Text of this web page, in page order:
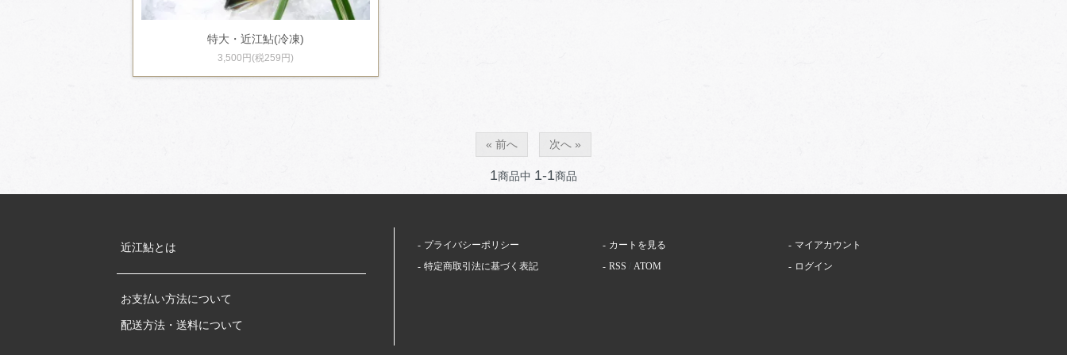
特大・近江鮎(冷凍)
3,500円(税259円)
« 前へ 次へ »
1商品中 1-1商品
近江鮎とは
お支払い方法について
配送方法・送料について
プライバシーポリシー
特定商取引法に基づく表記
カートを見る
RSS /ATOM
マイアカウント
ログイン